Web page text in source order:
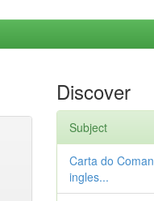
Discover
Subject
Carta do
ingles...